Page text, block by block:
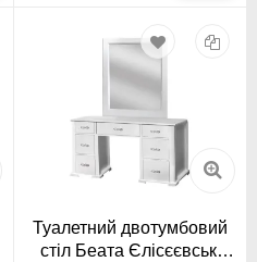
Туалетний двотумбовий
стіл Беата Єлісєєвські